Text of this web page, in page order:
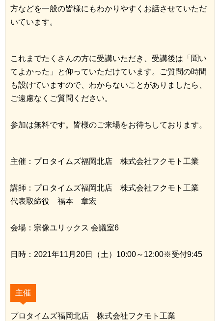
方などを一般の皆様にもわかりやすくお話させていただ
いています。
これまでたくさんの方に受講いただき、受講後は「聞い
てよかった」と仰っていただけています。ご質問の時間
も設けていますので、わからないことがありましたら、
ご遠慮なくご質問ください。
参加は無料です。皆様のご来場をお待ちしております。
主催：プロタイムズ福岡北店 株式会社フクモト工業
講師：プロタイムズ福岡北店 株式会社フクモト工業
代表取締役 福本 章宏
会場：宗像ユリックス 会議室6
日時：2021年11月20日（土）10:00～12:00※受付9:45
主催
プロタイムズ福岡北店 株式会社フクモト工業